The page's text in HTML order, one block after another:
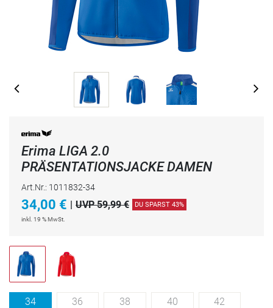
Erima LIGA 2.0
PRÄSENTATIONSJACKE DAMEN
Art.Nr.: 1011832-34
34,00 € | UVP 59,99 € DU SPARST 43%
inkl. 19 % MwSt.
34 36 38 40 42